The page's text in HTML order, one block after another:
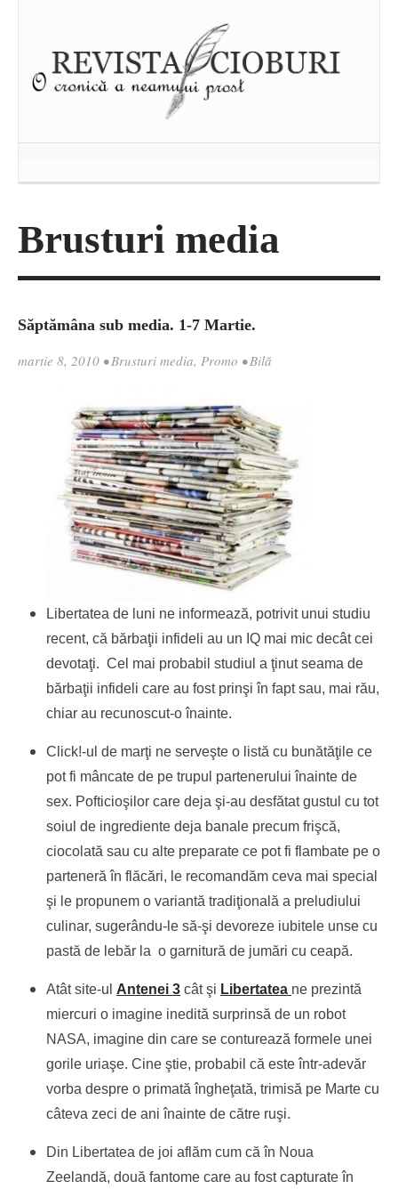
Brusturi media
Săptămâna sub media. 1-7 Martie.
martie 8, 2010 •Brusturi media, Promo •Bilă
Libertatea de luni ne informează, potrivit unui studiu
recent, că bărbaţii infideli au un IQ mai mic decât cei
devotaţi. Cel mai probabil studiul a ţinut seama de
bărbaţii infideli care au fost prinşi în fapt sau, mai rău,
chiar au recunoscut-o înainte.
Click!-ul de marţi ne serveşte o listă cu bunătăţile ce
pot fi mâncate de pe trupul partenerului înainte de
sex. Pofticioşilor care deja şi-au desfătat gustul cu tot
soiul de ingrediente deja banale precum frişcă,
ciocolată sau cu alte preparate ce pot fi flambate pe o
parteneră în flăcări, le recomandăm ceva mai special
şi le propunem o variantă tradiţională a preludiului
culinar, sugerându-le să-şi devoreze iubitele unse cu
pastă de lebăr la o garnitură de jumări cu ceapă.
Atât site-ul Antenei 3 cât şi Libertatea ne prezintă
miercuri o imagine inedită surprinsă de un robot
NASA, imagine din care se conturează formele unei
gorile uriaşe. Cine ştie, probabil că este într-adevăr
vorba despre o primată îngheţată, trimisă pe Marte cu
câteva zeci de ani înainte de către ruşi.
Din Libertatea de joi aflăm cum că în Noua
Zeelandă, două fantome care au fost capturate în